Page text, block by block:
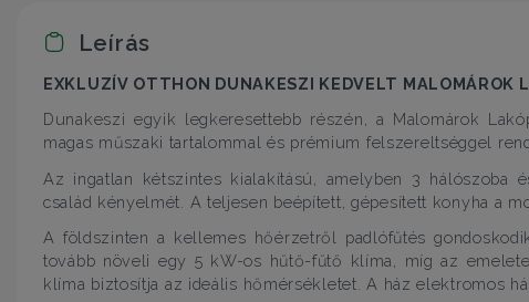
Leírás
EXKLUZÍV OTTHON DUNAKESZI KEDVELT MALOMÁROK
Dunakeszi egyik legkeresettebb részén, a Malomárok
magas műszaki tartalommal és prémium felszereltséggel
Az ingatlan kétszintes kialakítású, amelyben 3 hálószoba
család kényelmét. A teljesen beépített, gépesített konyha a
A földszinten a kellemes hőérzetről padlófűtés
tovább növeli egy 5 kW-os hűtő-fűtő klíma, míg az
klíma biztosítja az ideális hőmérsékletet. A ház elektromos